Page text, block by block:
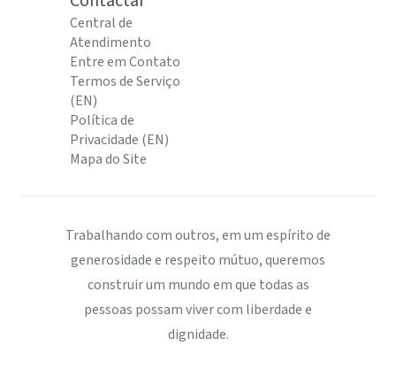
Central de
Atendimento
Entre em Contato
Termos de Serviço
(EN)
Política de
Privacidade (EN)
Mapa do Site
Trabalhando com outros, em um espírito de
generosidade e respeito mútuo, queremos
construir um mundo em que todas as
pessoas possam viver com liberdade e
dignidade.